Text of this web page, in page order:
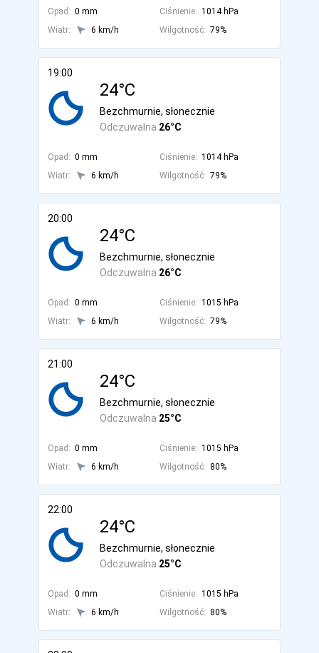
Opad: 0 mm Ciśnienie: 1014 hPa
Wiatr:
6 km/h Wilgotność: 79%
19:00
24°C
Odczuwalna 26°C
Bezchmurnie, słonecznie
Opad: 0 mm Ciśnienie: 1014 hPa
Wiatr:
6 km/h Wilgotność: 79%
20:00
24°C
Odczuwalna 26°C
Bezchmurnie, słonecznie
Opad: 0 mm Ciśnienie: 1015 hPa
Wiatr:
6 km/h Wilgotność: 79%
21:00
24°C
Odczuwalna 25°C
Bezchmurnie, słonecznie
Opad: 0 mm Ciśnienie: 1015 hPa
Wiatr:
6 km/h Wilgotność: 80%
22:00
24°C
Odczuwalna 25°C
Bezchmurnie, słonecznie
Opad: 0 mm Ciśnienie: 1015 hPa
Wiatr:
6 km/h Wilgotność: 80%